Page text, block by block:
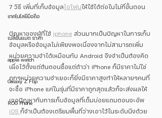
เทคโนโลยีมือถือ
เปลี่ยนแบต ราคา
apple watch
Galaxy Z Flip
ROG Phone
7 วิธี เพิ่มที่เก็บข้อมูลไอโฟนให้ใช้ได้ต่อในไม่กี่ขั้นตอน
ปัญหาของผู้ที่ใช้ iphone ส่วนมากเป็นปัญหาในการเก็บ
ข้อมูลหรือข้อมูลไม่เพียงพอเนื่องจากไม่สามารถเพิ่ม
หน่วยความจำได้เหมือนกับ Android จึงจำเป็นต้องคิด
เผื่อไว้ตั้งแต่ต้นตอนซื้อแต่ถ้าว่า iPhone ก็มีราคาไม่ใช่
ถูกๆหน่วยความจำเยอะก็ยิ่งมีราคาสูงทำให้หลายๆคนที่
จะซื้อ iPhone แค่ในรุ่นที่มีราคาถูกสุดแล้วก็จะส่งผลให้
เจอปัญหากับการเก็บข้อมูลที่เต็มบ่อยแถมตอนจะอัพ
iOS ก็จำเป็นต้องเตรียมพื้นที่ว่างเอาไว้ในระดับนึงด้วย